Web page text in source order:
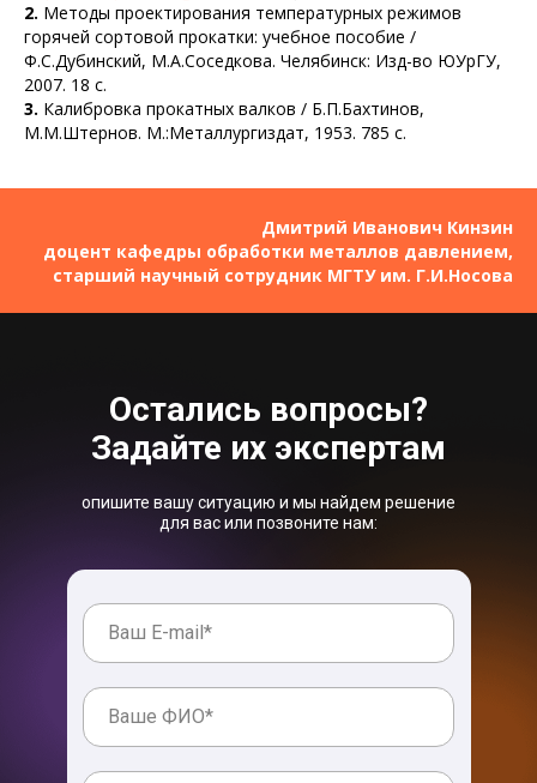
2. Методы проектирования температурных режимов
горячей сортовой прокатки: учебное пособие /
Ф.С.Дубинский, М.А.Соседкова. Челябинск: Изд-во ЮУрГУ,
2007. 18 с.
3. Калибровка прокатных валков / Б.П.Бахтинов,
М.М.Штернов. М.:Металлургиздат, 1953. 785 с.
Дмитрий Иванович Кинзин
доцент кафедры обработки металлов давлением,
старший научный сотрудник МГТУ им. Г.И.Носова
Остались вопросы?
Задайте их экспертам
опишите вашу ситуацию и мы найдем решение
для вас или позвоните нам: